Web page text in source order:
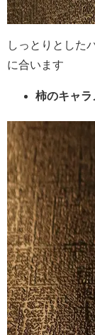
しっとりとした
に合います
柿のキャ